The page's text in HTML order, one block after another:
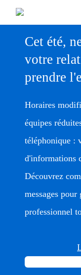
Cet été,
votre
prendre
Horaires
équipes
téléphonique :
d'informations
Découvrez
messages
professionnel